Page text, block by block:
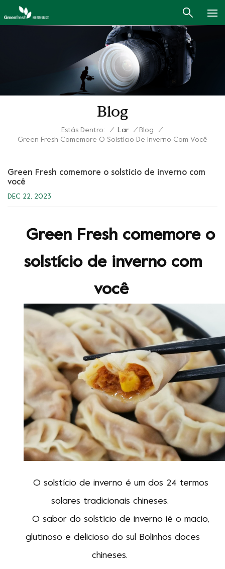
Blog
Estás Dentro: / Lar / Blog
/
Green Fresh Comemore O Solstício De Inverno Com Você
Green Fresh comemore o solstício de inverno com
você
DEC 22, 2023
Green Fresh comemore o
solstício de inverno com
você
O solstício de inverno é um dos 24 termos
solares tradicionais chineses.
O sabor do solstício de inverno ié o macio,
glutinoso e deliciosodo sul Bolinhos doces
chineses.